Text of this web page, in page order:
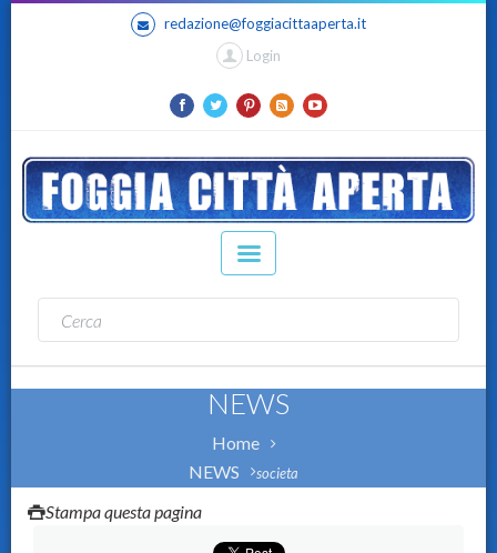
redazione@foggiacittaaperta.it
Login
NEWS
Home
NEWS
societa
Stampa questa pagina